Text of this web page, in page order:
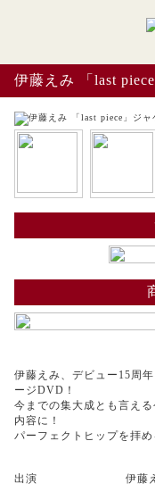
伊藤えみ 「last piece
伊藤えみ、デビュー15周
ージDVD！
今までの集大成とも言え
内容に！
パーフェクトヒップを拝め
出演
伊藤